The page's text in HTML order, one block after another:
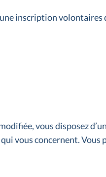
inscription
vous disposez
vous concernent. Vous